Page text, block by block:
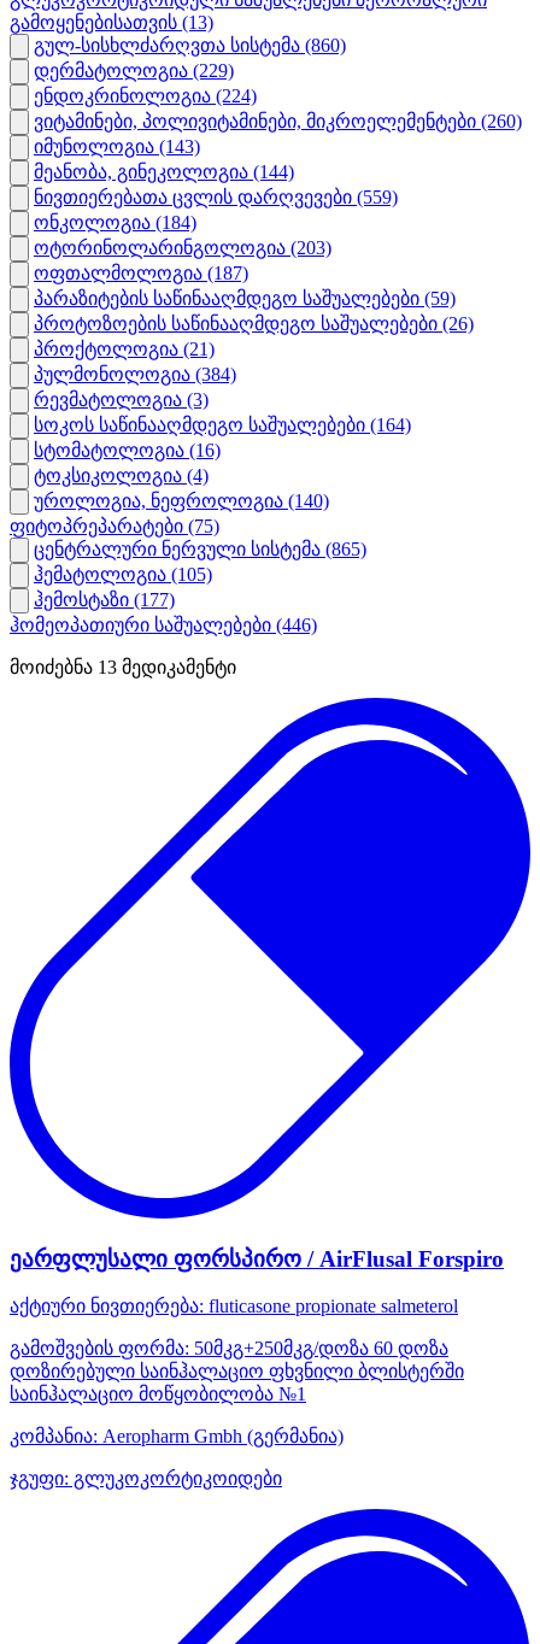
გამოყენებისათვის (13)
გულ-სისხლძარღვთა სისტემა (860)
დერმატოლოგია (229)
ენდოკრინოლოგია (224)
ვიტამინები, პოლივიტამინები, მიკროელემენტები (260)
იმუნოლოგია (143)
მეანობა, გინეკოლოგია (144)
ნივთიერებათა ცვლის დარღვევები (559)
ონკოლოგია (184)
ოტორინოლარინგოლოგია (203)
ოფთალმოლოგია (187)
პარაზიტების საწინააღმდეგო საშუალებები (59)
პროტოზოების საწინააღმდეგო საშუალებები (26)
პროქტოლოგია (21)
პულმონოლოგია (384)
რევმატოლოგია (3)
სოკოს საწინააღმდეგო საშუალებები (164)
სტომატოლოგია (16)
ტოკსიკოლოგია (4)
უროლოგია, ნეფროლოგია (140)
ფიტოპრეპარატები (75)
ცენტრალური ნერვული სისტემა (865)
ჰემატოლოგია (105)
ჰემოსტაზი (177)
ჰომეოპათიური საშუალებები (446)
მოიძებნა 13 მედიკამენტი
ეარფლუსალი ფორსპირო / AirFlusal Forspiro
აქტიური ნივთიერება: fluticasone propionate salmeterol
გამოშვების ფორმა: 50მკგ+250მკგ/დოზა 60 დოზა
დოზირებული საინჰალაციო ფხვნილი ბლისტერში
საინჰალაციო მოწყობილობა №1
კომპანია: Aeropharm Gmbh (გერმანია)
ჯგუფი: გლუკოკორტიკოიდები